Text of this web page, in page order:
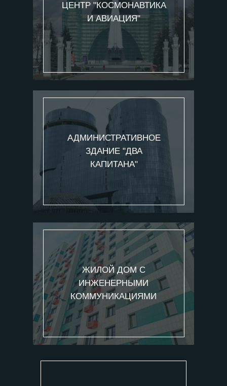
ЦЕНТР "КОСМОНАВТИКА
И АВИАЦИЯ"
АДМИНИСТРАТИВНОЕ
ЗДАНИЕ "ДВА
КАПИТАНА"
ЖИЛОЙ ДОМ С
ИНЖЕНЕРНЫМИ
КОММУНИКАЦИЯМИ